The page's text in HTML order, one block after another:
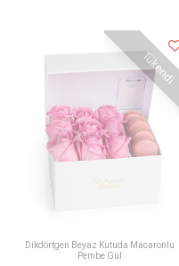
Tükendi
Dikdörtgen Beyaz Kutuda Macaronlu
Pembe Gül